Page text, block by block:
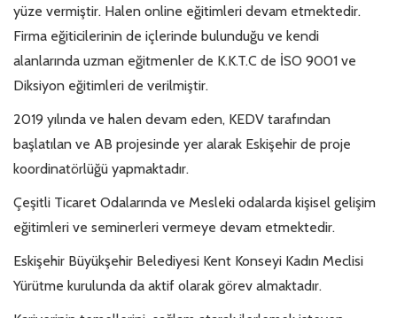
yüze vermiştir. Halen online eğitimleri devam etmektedir.
Firma eğiticilerinin de içlerinde bulunduğu ve kendi
alanlarında uzman eğitmenler de K.K.T.C de İSO 9001 ve
Diksiyon eğitimleri de verilmiştir.
2019 yılında ve halen devam eden, KEDV tarafından
başlatılan ve AB projesinde yer alarak Eskişehir de proje
koordinatörlüğü yapmaktadır.
Çeşitli Ticaret Odalarında ve Mesleki odalarda kişisel gelişim
eğitimleri ve seminerleri vermeye devam etmektedir.
Eskişehir Büyükşehir Belediyesi Kent Konseyi Kadın Meclisi
Yürütme kurulunda da aktif olarak görev almaktadır.